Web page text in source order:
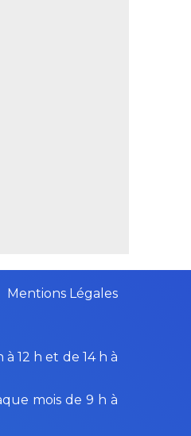
Mentions Légales
à 12 h et de 14 h à
mois de 9 h à